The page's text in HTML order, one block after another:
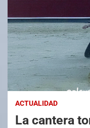
ACTUALIDAD
La cantera